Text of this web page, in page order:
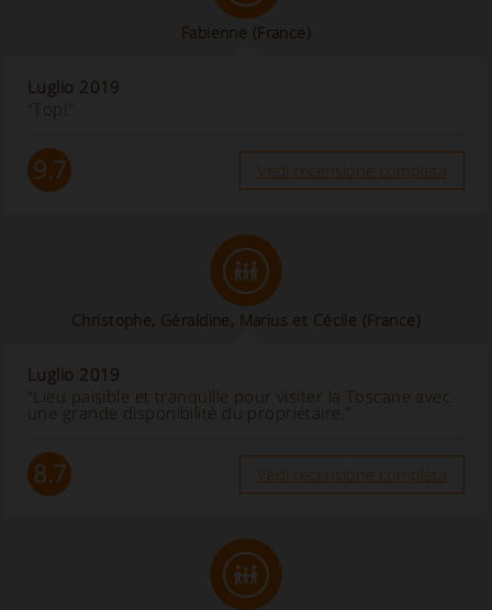
Fabienne (France)
Luglio 2019
“Top!”
9.7 Vedi recensione completa
Christophe, Géraldine, Marius et Cécile (France)
Luglio 2019
“Lieu paisible et tranquille pour visiter la Toscane avec
une grande disponibilité du propriétaire.”
8.7 Vedi recensione completa